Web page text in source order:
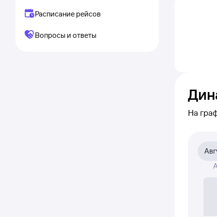
Расписание рейсов
Вопросы и ответы
На
На